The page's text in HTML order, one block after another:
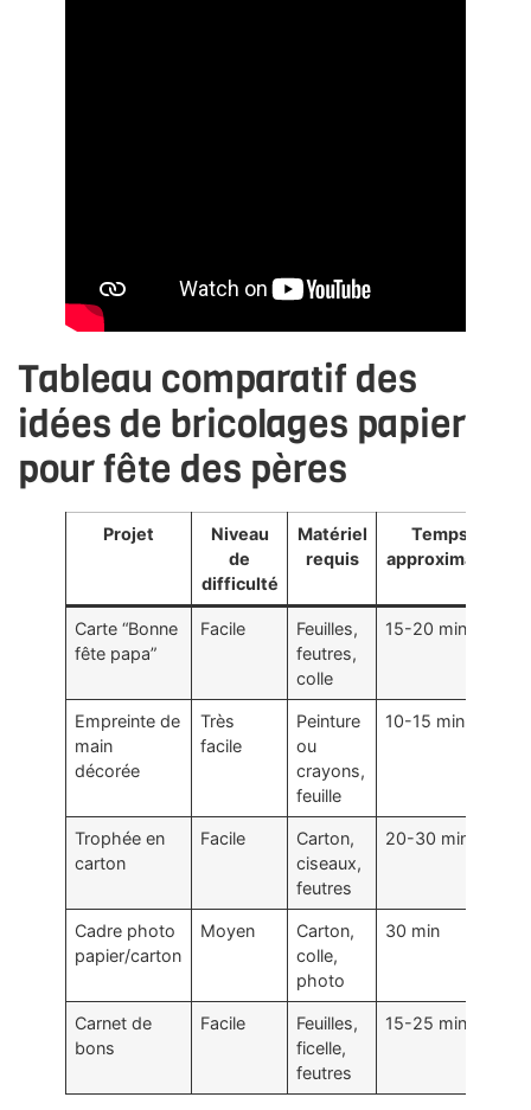
Tableau comparatif des
idées de bricolages papier
pour fête des pères
Projet
Niveau
de
difficulté
Matériel
requis
Temps
approximatif
Carte “Bonne
fête papa”
Facile
Feuilles,
feutres,
colle
15-20 min
Empreinte de
main
décorée
Très
facile
Peinture
ou
crayons,
feuille
10-15 min
Trophée en
carton
Facile
Carton,
ciseaux,
feutres
20-30 min
Cadre photo
papier/carton
Moyen
Carton,
colle,
photo
30 min
Carnet de
bons
Facile
Feuilles,
ficelle,
feutres
15-25 min